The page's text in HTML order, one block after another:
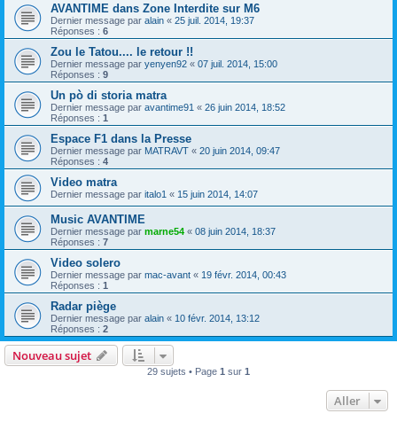
AVANTIME dans Zone Interdite sur M6
Dernier message par alain « 25 juil. 2014, 19:37
Réponses : 6
Zou le Tatou.... le retour !!
Dernier message par yenyen92 « 07 juil. 2014, 15:00
Réponses : 9
Un pò di storia matra
Dernier message par avantime91 « 26 juin 2014, 18:52
Réponses : 1
Espace F1 dans la Presse
Dernier message par MATRAVT « 20 juin 2014, 09:47
Réponses : 4
Video matra
Dernier message par italo1 « 15 juin 2014, 14:07
Music AVANTIME
Dernier message par marne54 « 08 juin 2014, 18:37
Réponses : 7
Video solero
Dernier message par mac-avant « 19 févr. 2014, 00:43
Réponses : 1
Radar piège
Dernier message par alain « 10 févr. 2014, 13:12
Réponses : 2
Nouveau sujet
29 sujets • Page 1 sur 1
Aller